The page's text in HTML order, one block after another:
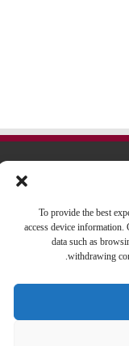
To provide the best
access device
data such as
withdrawing